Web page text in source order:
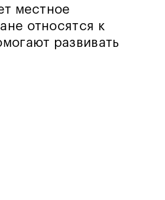
местное
относятся к
развивать